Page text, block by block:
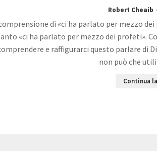
Robert Cheaib
di «ci ha parlato per mezzo
«ci ha parlato per mezzo dei profeti».
e raffigurarci questo parlare di
non può che
Continua